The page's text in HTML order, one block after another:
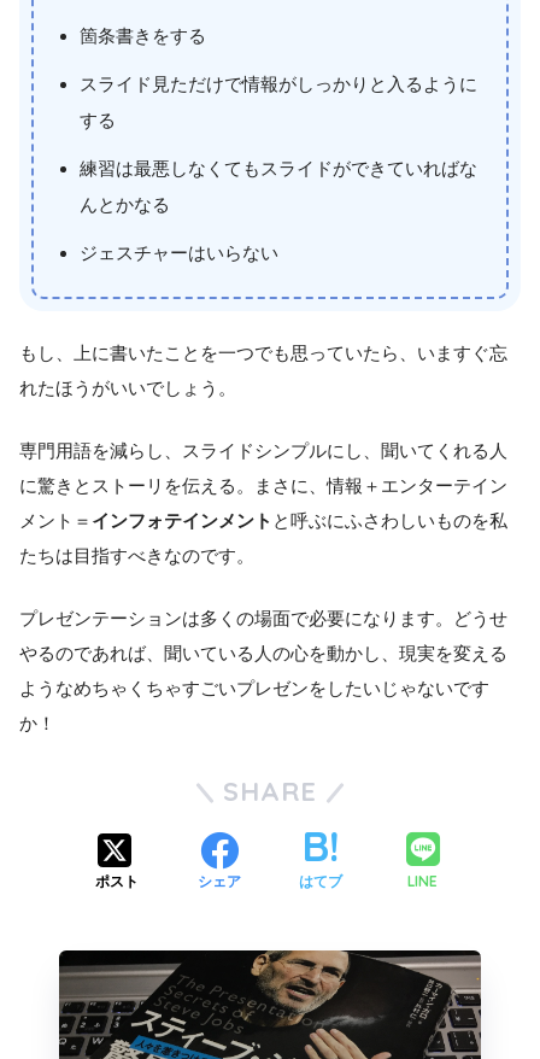
箇条書きをする
スライド見ただけで情報がしっかりと入るように
する
練習は最悪しなくてもスライドができていればな
んとかなる
ジェスチャーはいらない
もし、上に書いたことを一つでも思っていたら、いますぐ忘
れたほうがいいでしょう。
専門用語を減らし、スライドシンプルにし、聞いてくれる人
に驚きとストーリを伝える。まさに、情報＋エンターテイン
メント＝ インフォテインメント と呼ぶにふさわしいものを私
たちは目指すべきなのです。
プレゼンテーションは多くの場面で必要になります。どうせ
やるのであれば、聞いている人の心を動かし、現実を変える
ようなめちゃくちゃすごいプレゼンをしたいじゃないです
か！
SHARE
ポスト シェア はてブ LINE